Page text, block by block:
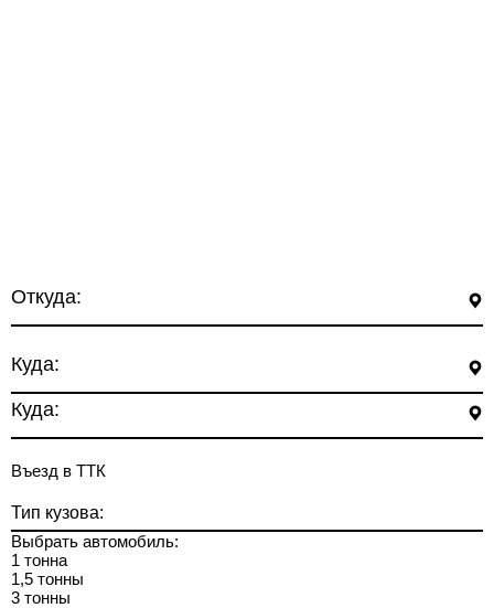
Откуда:
Куда:
Куда:
Въезд в ТТК
Тип кузова:
Выбрать автомобиль:
1 тонна
1,5 тонны
3 тонны